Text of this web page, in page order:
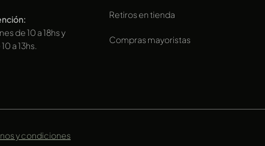
de 10 a 18hs y
a 13hs.
Retiros en tienda
Compras mayoristas
y condiciones